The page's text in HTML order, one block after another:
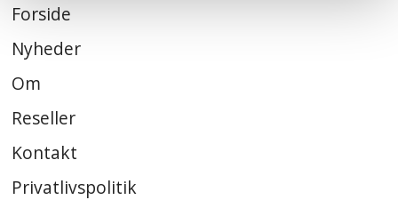
Forside
Nyheder
Om
Reseller
Kontakt
Privatlivspolitik